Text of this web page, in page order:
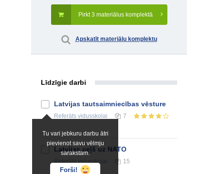
Pirkt 3 materiālus komplektā
Apskatīt materiālu komplektu
Līdzīgie darbi
Tu vari jebkuru darbu ātri
pievienot savu vēlmju
sarakstam.
Forši!
Latvijas tautsaimniecības vēsture
Referāts vidusskolai 7
Latvijas ceļš uz NATO
Referātsvidusskolai 15